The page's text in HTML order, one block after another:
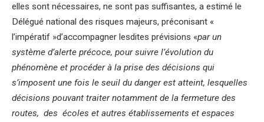
elles sont nécessaires, ne sont pas suffisantes, a estimé le
Délégué national des risques majeurs, préconisant «
l’impératif »d’accompagner lesdites prévisions «par un
système d’alerte précoce, pour suivre l’évolution du
phénomène et procéder à la prise des décisions qui
s’imposent une fois le seuil du danger est atteint, lesquelles
décisions pouvant traiter notamment de la fermeture des
routes, des écoles et autres établissements et espaces